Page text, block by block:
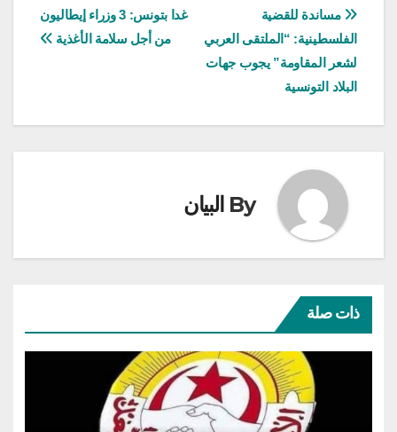
تصفّح
المقالات
غدا بتونس: 3 وزراء إيطاليون
من أجل سلامة الأغذية
مساندة للقضية
الفلسطينية: “الملتقى العربي
لشعر المقاومة” يجوب جهات
البلاد التونسية
By البيان
ذات صلة